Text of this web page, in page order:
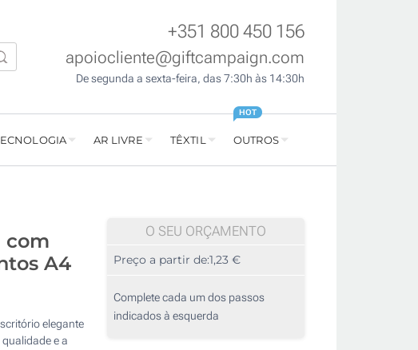
+351 800 450 156
apoiocliente@giftcampaign.com
De segunda a sexta-feira, das 7:30h às 14:30h
AR LIVRE TÊXTIL OUTROS
HOT
com
A4
elegante
e a
O SEU ORÇAMENTO
Preço a partir de:1,23 €
Complete cada um dos passos
indicados à esquerda